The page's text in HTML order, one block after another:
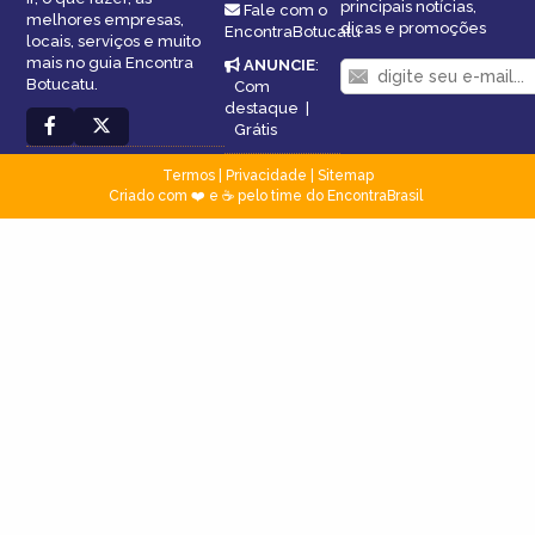
melhores empresas,
locais, serviços e muito
mais no guia Encontra
Botucatu.
Fale com o
EncontraBotucatu
ANUNCIE:
Com
destaque |
Grátis
principais notícias,
dicas e promoções
Termos| Privacidade
Sitemap
Criado com ❤️ e ☕ pelo time do EncontraBrasil